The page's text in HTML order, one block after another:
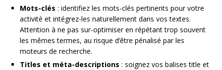
Mots-clés : identifiez les mots-clés pertinents pour votre
activité et intégrez-les naturellement dans vos textes.
Attention à ne pas sur-optimiser en répétant trop souvent
les mêmes termes, au risque d’être pénalisé par les
moteurs de recherche.
Titles et méta-descriptions : soignez vos balises title et